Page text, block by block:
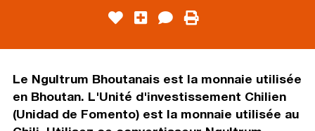
Le Ngultrum Bhoutanais est la monnaie utilisée
en Bhoutan. L'Unité d'investissement Chilien
(Unidad de Fomento) est la monnaie utilisée au